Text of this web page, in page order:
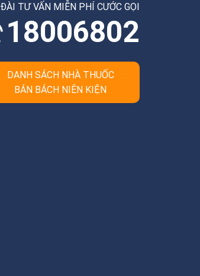
TƯ VẤN MIỄN PHÍ CƯỚC GỌI
18006802
DANH SÁCH NHÀ THUỐC
BÁN BÁCH NIÊN KIỆN